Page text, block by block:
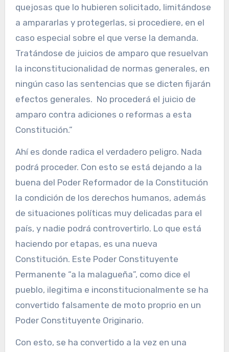
quejosas que lo hubieren solicitado, limitándose
a ampararlas y protegerlas, si procediere, en el
caso especial sobre el que verse la demanda.
Tratándose de juicios de amparo que resuelvan
la inconstitucionalidad de normas generales, en
ningún caso las sentencias que se dicten fijarán
efectos generales. No procederá el juicio de
amparo contra adiciones o reformas a esta
Constitución.”
Ahí es donde radica el verdadero peligro. Nada
podrá proceder. Con esto se está dejando a la
buena del Poder Reformador de la Constitución
la condición de los derechos humanos, además
de situaciones políticas muy delicadas para el
país, y nadie podrá controvertirlo. Lo que está
haciendo por etapas, es una nueva
Constitución. Este Poder Constituyente
Permanente “a la malagueña”, como dice el
pueblo, ilegitima e inconstitucionalmente se ha
convertido falsamente de moto proprio en un
Poder Constituyente Originario.
Con esto, se ha convertido a la vez en una